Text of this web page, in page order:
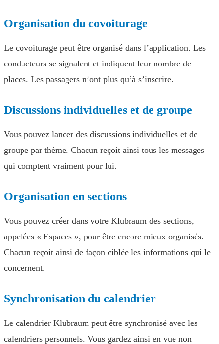
Organisation du covoiturage
Le covoiturage peut être organisé dans l’application. Les
conducteurs se signalent et indiquent leur nombre de
places. Les passagers n’ont plus qu’à s’inscrire.
Discussions individuelles et de groupe
Vous pouvez lancer des discussions individuelles et de
groupe par thème. Chacun reçoit ainsi tous les messages
qui comptent vraiment pour lui.
Organisation en sections
Vous pouvez créer dans votre Klubraum des sections,
appelées « Espaces », pour être encore mieux organisés.
Chacun reçoit ainsi de façon ciblée les informations qui le
concernent.
Synchronisation du calendrier
Le calendrier Klubraum peut être synchronisé avec les
calendriers personnels. Vous gardez ainsi en vue non